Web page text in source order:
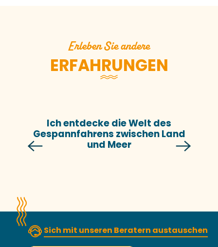
Erleben Sie andere
ERFAHRUNGEN
Ich entdecke die Welt des
Gespannfahrens zwischen Land
und Meer
Sich mit unseren Beratern austauschen